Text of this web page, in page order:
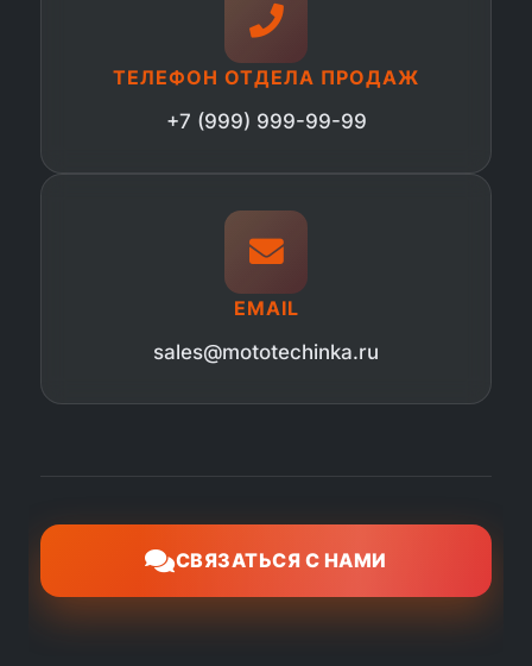
ТЕЛЕФОН ОТДЕЛА ПРОДАЖ
+7 (999) 999-99-99
EMAIL
sales@mototechinka.ru
СВЯЗАТЬСЯ С НАМИ